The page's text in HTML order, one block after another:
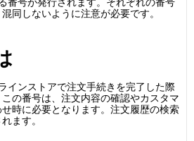
同しないように注意が必要です。
インストアで注文手続きを完了した際
の番号は、注文内容の確認やカスタマ
時に必要となります。注文履歴の検索
ます。